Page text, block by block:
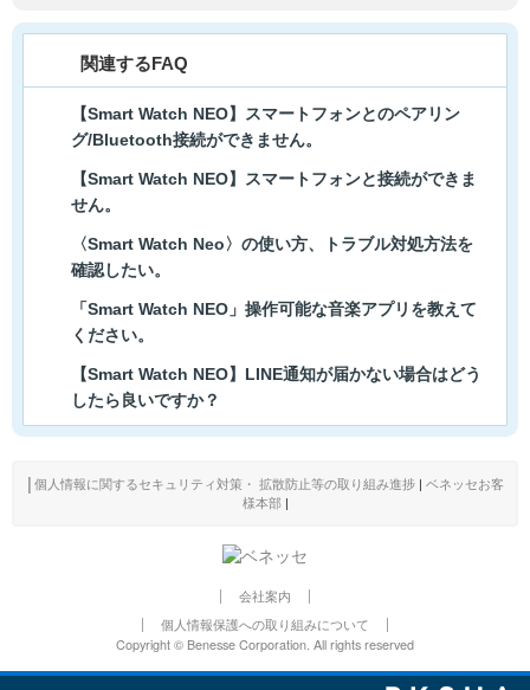
関連するFAQ
【Smart Watch NEO】スマートフォンとのペアリン
グ/Bluetooth接続ができません。
【Smart Watch NEO】スマートフォンと接続ができま
せん。
〈Smart Watch Neo〉の使い方、トラブル対処方法を
確認したい。
「Smart Watch NEO」操作可能な音楽アプリを教えて
ください。
【Smart Watch NEO】LINE通知が届かない場合はどう
したら良いですか？
個人情報に関するセキュリティ対策・ 拡散防止等の取り組み進捗
ベネッセお客
様本部|
会社案内
個人情報保護への取り組みについて
Copyright © Benesse Corporation. All rights reserved